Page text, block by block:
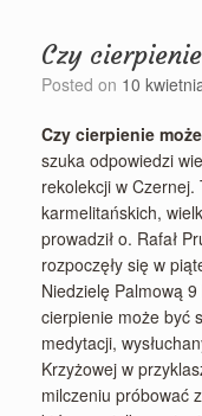
Czy
Posted on 10
Czy cierpienie
szuka odpowiedzi
rekolekcji w Czernej.
karmelitańskich,
prowadził o. Rafał
rozpoczęły się w
Niedzielę Palmową 9
cierpienie może być
medytacji,
Krzyżowej w
milczeniu próbować